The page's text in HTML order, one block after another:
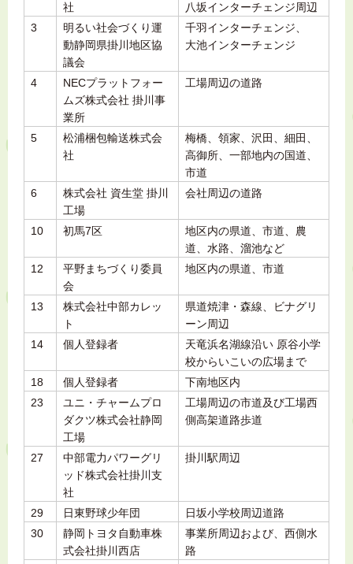
社
八坂インターチェンジ周辺
3
明るい社会づくり運
動静岡県掛川地区協
議会
千羽インターチェンジ、
大池インターチェンジ
4
NECプラットフォー
ムズ株式会社 掛川事
業所
工場周辺の道路
5
松浦梱包輸送株式会
社
梅橋、領家、沢田、細田、
高御所、一部地内の国道、
市道
6
株式会社 資生堂 掛川
工場
会社周辺の道路
10 初馬7区
地区内の県道、市道、農
道、水路、溜池など
12
平野まちづくり委員
会
地区内の県道、市道
13
株式会社中部カレッ
ト
県道焼津・森線、ビナグリ
ーン周辺
14
個人登録者
天竜浜名湖線沿い 原谷小学
校からいこいの広場まで
18
個人登録者
下南地区内
23
ユニ・チャームプロ
ダクツ株式会社静岡
工場
工場周辺の市道及び工場西
側高架道路歩道
27
中部電力パワーグリ
ッド株式会社掛川支
社
掛川駅周辺
29 日東野球少年団
日坂小学校周辺道路
30
静岡トヨタ自動車株
式会社掛川西店
事業所周辺および、西側水
路